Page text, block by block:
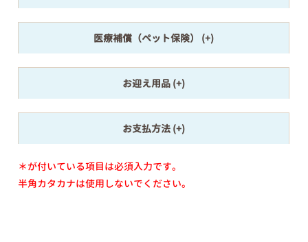
医療補償（ペット保険）
お迎え用品
お支払方法
＊が付いている項目は必須入力です。
半角カタカナは使用しないでください。